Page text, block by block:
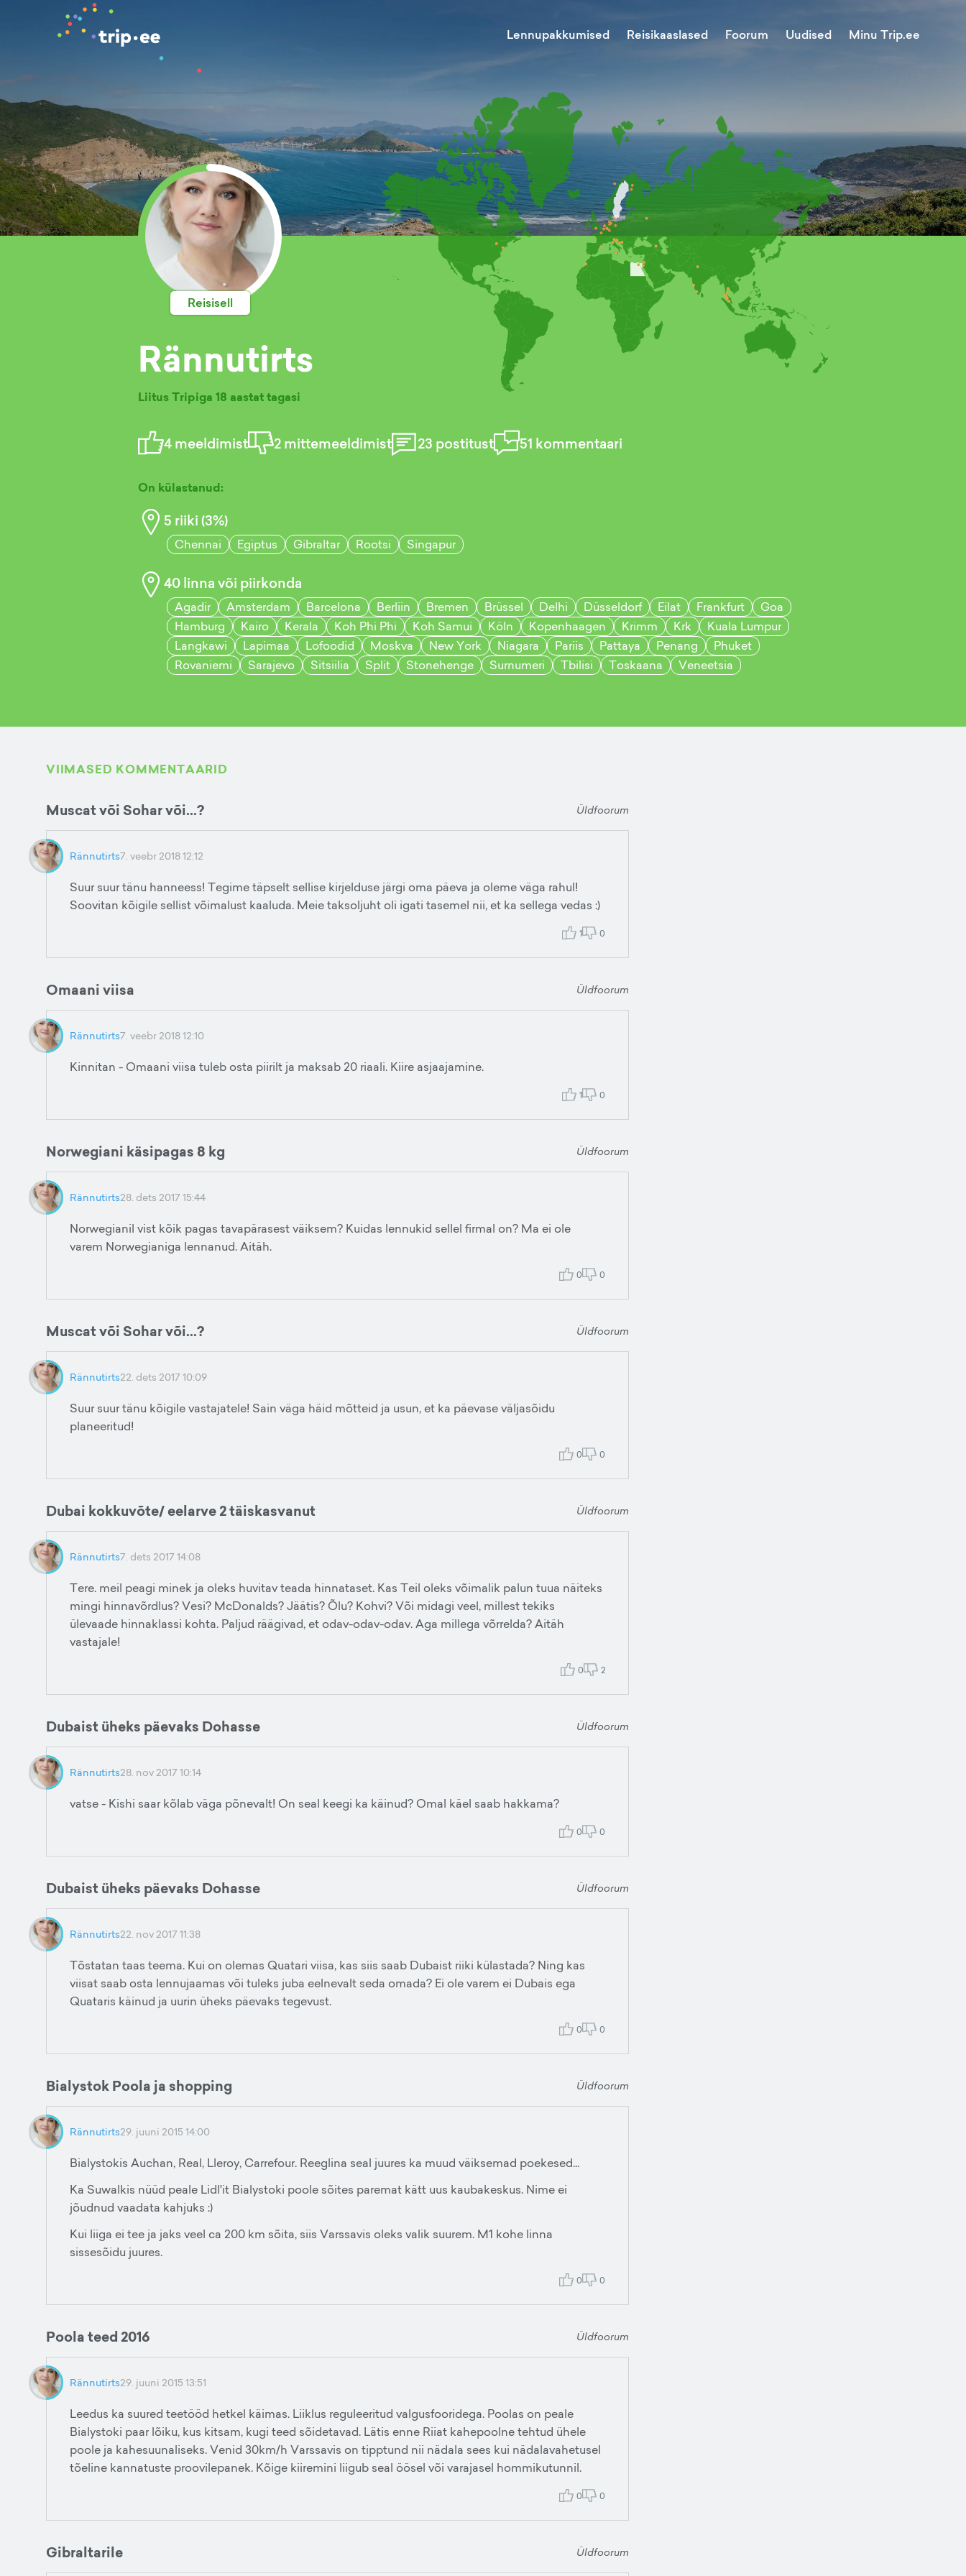
Lennupakkumised Reisikaaslased Foorum Uudised Minu Trip.ee
Reisisell
Rännutirts
Liitus Tripiga 18 aastat tagasi
4meeldimist 2mittemeeldimist 23 postitust 51 kommentaari
On külastanud:
5 riiki (3%)
Chennai Egiptus Gibraltar Rootsi Singapur
40linna või piirkonda
Agadir Amsterdam Barcelona Berliin Bremen Brüssel Delhi Düsseldorf Eilat Frankfurt
Goa
Hamburg
Kairo Kerala Koh Phi Phi Koh Samui Köln Kopenhaagen Krimm Krk
Kuala Lumpur
Langkawi
Lapimaa Lofoodid Moskva New York Niagara Pariis Pattaya Penang
Phuket
Rovaniemi
Sarajevo Sitsiilia Split Stonehenge Surnumeri Tbilisi Toskaana Veneetsia
VIIMASED KOMMENTAARID
Muscat või Sohar või...? Üldfoorum
Rännutirts7. veebr 2018 12:12
Suur suur tänu hanneess! Tegime täpselt sellise kirjelduse järgi oma päeva ja oleme väga rahul!
Soovitan kõigile sellist võimalust kaaluda. Meie taksoljuht oli igati tasemel nii, et ka sellega vedas :)
1 0
Omaani viisa Üldfoorum
Rännutirts7. veebr 2018 12:10
Kinnitan - Omaani viisa tuleb osta piirilt ja maksab 20 riaali. Kiire asjaajamine.
1 0
Norwegiani käsipagas 8 kg Üldfoorum
Rännutirts28. dets 2017 15:44
Norwegianil vist kõik pagas tavapärasest väiksem? Kuidas lennukid sellel firmal on? Ma ei ole
varem Norwegianiga lennanud. Aitäh.
0 0
Muscat või Sohar või...? Üldfoorum
Rännutirts22. dets 2017 10:09
Suur suur tänu kõigile vastajatele! Sain väga häid mõtteid ja usun, et ka päevase väljasõidu
planeeritud!
0 0
Dubai kokkuvõte/ eelarve 2 täiskasvanut Üldfoorum
Rännutirts7. dets 2017 14:08
Tere. meil peagi minek ja oleks huvitav teada hinnataset. Kas Teil oleks võimalik palun tuua näiteks
mingi hinnavõrdlus? Vesi? McDonalds? Jäätis? Õlu? Kohvi? Või midagi veel, millest tekiks
ülevaade hinnaklassi kohta. Paljud räägivad, et odav-odav-odav. Aga millega võrrelda? Aitäh
vastajale!
0 2
Dubaist üheks päevaks Dohasse Üldfoorum
Rännutirts28. nov 2017 10:14
vatse - Kishi saar kõlab väga põnevalt! On seal keegi ka käinud? Omal käel saab hakkama?
0 0
Dubaist üheks päevaks Dohasse Üldfoorum
Rännutirts22. nov 2017 11:38
Tõstatan taas teema. Kui on olemas Quatari viisa, kas siis saab Dubaist riiki külastada? Ning kas
viisat saab osta lennujaamas või tuleks juba eelnevalt seda omada? Ei ole varem ei Dubais ega
Quataris käinud ja uurin üheks päevaks tegevust.
0 0
Bialystok Poola ja shopping Üldfoorum
Rännutirts29. juuni 2015 14:00
Bialystokis Auchan, Real, Lleroy, Carrefour. Reeglina seal juures ka muud väiksemad poekesed...
Ka Suwalkis nüüd peale Lidl'it Bialystoki poole sõites paremat kätt uus kaubakeskus. Nime ei
jõudnud vaadata kahjuks :)
Kui liiga ei tee ja jaks veel ca 200 km sõita, siis Varssavis oleks valik suurem. M1 kohe linna
sissesõidu juures.
0 0
Poola teed 2016 Üldfoorum
Rännutirts29. juuni 2015 13:51
Leedus ka suured teetööd hetkel käimas. Liiklus reguleeritud valgusfooridega. Poolas on peale
Bialystoki paar lõiku, kus kitsam, kugi teed sõidetavad. Lätis enne Riiat kahepoolne tehtud ühele
poole ja kahesuunaliseks. Venid 30km/h Varssavis on tipptund nii nädala sees kui nädalavahetusel
tõeline kannatuste proovilepanek. Kõige kiiremini liigub seal öösel või varajasel hommikutunnil.
0 0
Gibraltarile Üldfoorum